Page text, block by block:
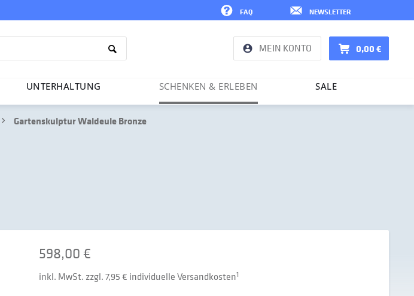
NEWSLETTER
FAQ
MEIN KONTO 0,00 €
UNTER­HAL­TUNG SCHENKEN & ERLEBEN SALE
Gartenskulptur Waldeule Bronze
598,00 €
inkl. MwSt. zzgl. 7,95 € individuelle Versandkosten1